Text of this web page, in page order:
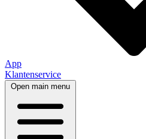
App
Klantenservice
Open main menu